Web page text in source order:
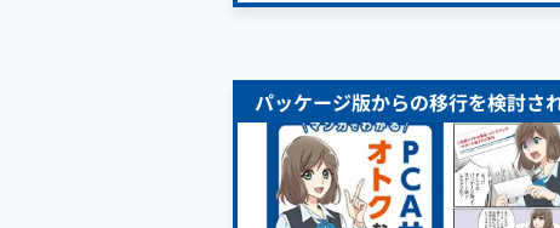
パッケージ版からの移行を検討さ